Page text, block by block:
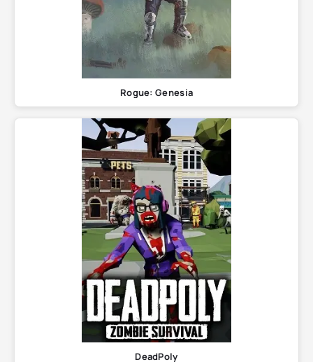
Rogue: Genesia
DeadPoly